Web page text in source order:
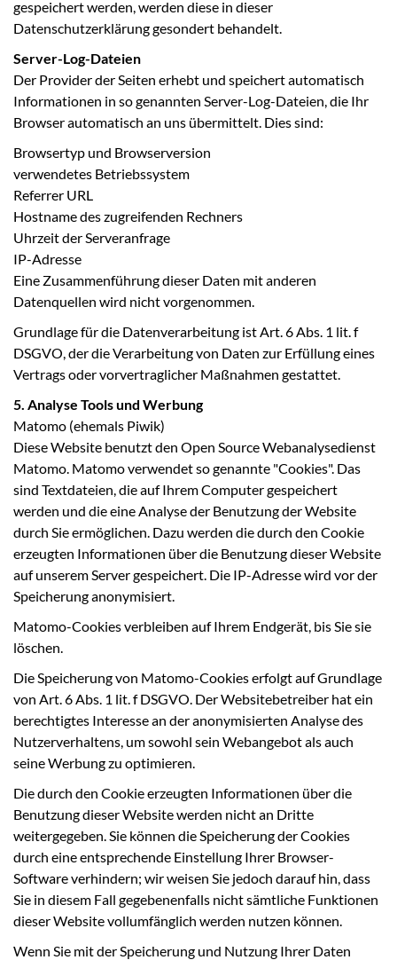
gespeichert werden, werden diese in dieser
Datenschutzerklärung gesondert behandelt.
Server-Log-Dateien
Der Provider der Seiten erhebt und speichert automatisch
Informationen in so genannten Server-Log-Dateien, die Ihr
Browser automatisch an uns übermittelt. Dies sind:
Browsertyp und Browserversion
verwendetes Betriebssystem
Referrer URL
Hostname des zugreifenden Rechners
Uhrzeit der Serveranfrage
IP-Adresse
Eine Zusammenführung dieser Daten mit anderen
Datenquellen wird nicht vorgenommen.
Grundlage für die Datenverarbeitung ist Art. 6 Abs. 1 lit. f
DSGVO, der die Verarbeitung von Daten zur Erfüllung eines
Vertrags oder vorvertraglicher Maßnahmen gestattet.
5. Analyse Tools und Werbung
Matomo (ehemals Piwik)
Diese Website benutzt den Open Source Webanalysedienst
Matomo. Matomo verwendet so genannte "Cookies". Das
sind Textdateien, die auf Ihrem Computer gespeichert
werden und die eine Analyse der Benutzung der Website
durch Sie ermöglichen. Dazu werden die durch den Cookie
erzeugten Informationen über die Benutzung dieser Website
auf unserem Server gespeichert. Die IP-Adresse wird vor der
Speicherung anonymisiert.
Matomo-Cookies verbleiben auf Ihrem Endgerät, bis Sie sie
löschen.
Die Speicherung von Matomo-Cookies erfolgt auf Grundlage
von Art. 6 Abs. 1 lit. f DSGVO. Der Websitebetreiber hat ein
berechtigtes Interesse an der anonymisierten Analyse des
Nutzerverhaltens, um sowohl sein Webangebot als auch
seine Werbung zu optimieren.
Die durch den Cookie erzeugten Informationen über die
Benutzung dieser Website werden nicht an Dritte
weitergegeben. Sie können die Speicherung der Cookies
durch eine entsprechende Einstellung Ihrer Browser-
Software verhindern; wir weisen Sie jedoch darauf hin, dass
Sie in diesem Fall gegebenenfalls nicht sämtliche Funktionen
dieser Website vollumfänglich werden nutzen können.
Wenn Sie mit der Speicherung und Nutzung Ihrer Daten